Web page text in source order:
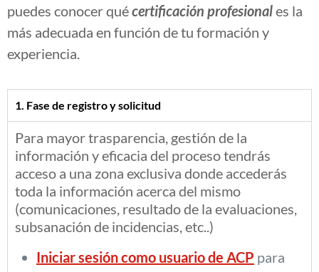
puedes conocer quécertificación profesionales la
más adecuada en función de tu formación y
experiencia.
1. Fase de registro y solicitud
Para mayor trasparencia, gestión de la
información y eficacia del proceso tendrás
acceso a una zona exclusiva donde accederás
toda la información acerca del mismo
(comunicaciones, resultado de la evaluaciones,
subsanación de incidencias, etc..)
Iniciar sesión como usuario de ACP para